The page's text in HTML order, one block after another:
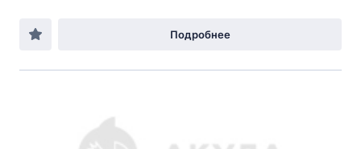
Подробнее